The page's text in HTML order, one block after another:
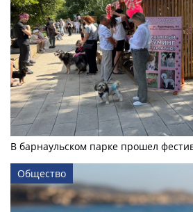
В барнаульском парке прошел
Общество